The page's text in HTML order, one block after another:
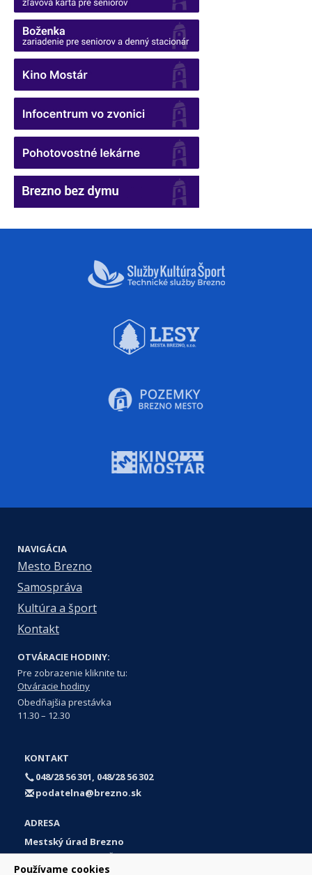
Používame cookies
NAVIGÁCIA
Mesto Brezno
Samospráva
Kultúra a šport
Kontakt
OTVÁRACIE HODINY:
Pre zobrazenie kliknite tu:
Otváracie hodiny
Obedňajšia prestávka
11.30 – 12.30
KONTAKT
048/28 56 301, 048/28 56 302
podatelna@brezno.sk
ADRESA
Mestský úrad Brezno
Námestie gen. M. R. Štefánika 1